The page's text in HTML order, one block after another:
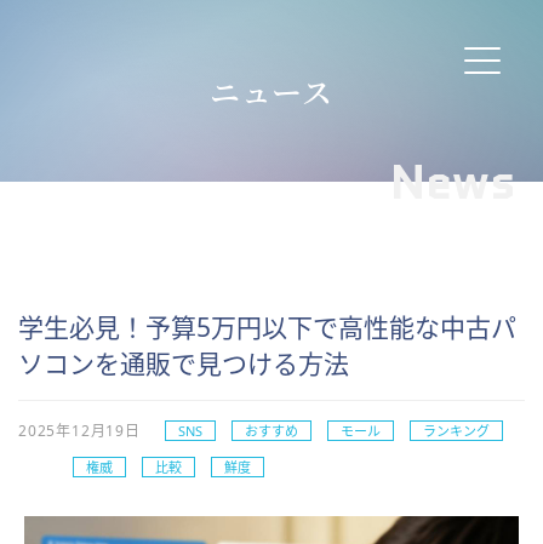
ニュース
News
学生必見！予算5万円以下で高性能な中古パ
ソコンを通販で見つける方法
2025年12月19日 SNS おすすめ モール
ランキング
権威
比較 鮮度